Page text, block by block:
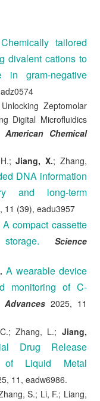
Chemically tailored
divalent cations to
in gram-negative
Unlocking Zeptomolar
Digital Microfluidics
Chemical
H.;Jiang, X.; Zhang,
DNA information
and long-term
11 (39), eadu3957
A compact cassette
Science
A wearable device
monitoring of C-
Advances 2025, 11
Zhang, L.; Jiang,
Drug Release
of Liquid Metal
11, eadw6986.
S.; Li, F.; Liang,